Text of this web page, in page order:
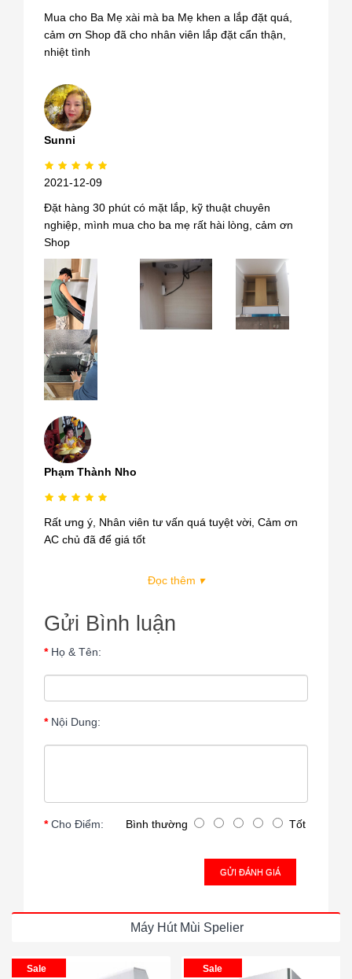
Mua cho Ba Mẹ xài mà ba Mẹ khen a lắp đặt quá,
cảm ơn Shop đã cho nhân viên lắp đặt cẩn thận,
nhiệt tình
Sunni
2021-12-09
Đặt hàng 30 phút có mặt lắp, kỹ thuật chuyên
nghiệp, mình mua cho ba mẹ rất hài lòng, cảm ơn
Shop
Phạm Thành Nho
Rất ưng ý, Nhân viên tư vấn quá tuyệt vời, Cảm ơn
AC chủ đã để giá tốt
Đọc thêm ▾
Gửi Bình luận
Họ & Tên:
Nội Dung:
Cho Điểm: Bình thường Tốt
GỬI ĐÁNH GIÁ
Máy Hút Mùi Spelier
Sale Sale